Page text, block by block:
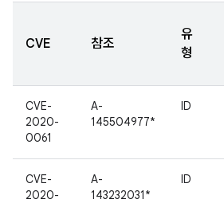
CVE 참조
유
형
CVE-
2020-
0061
A-
145504977*
ID
CVE-
2020-
A-
143232031*
ID